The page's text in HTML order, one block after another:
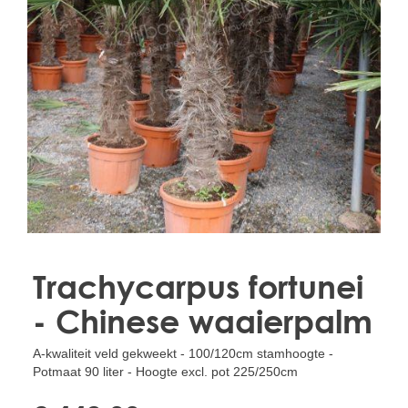
Treesafe
VORSTBESCHERMINGVOORBOMEN.NL
WINTERSCHUTZFUERBAEUME.DE
FROSTPROTECTIONFORTREES.CO.UK
Terracotta
TERRACOTTA.NL
TERRACOTTA.BE
TERRAKOTTA.DE
Trachycarpus fortunei
- Chinese waaierpalm
A-kwaliteit veld gekweekt - 100/120cm stamhoogte -
Potmaat 90 liter - Hoogte excl. pot 225/250cm